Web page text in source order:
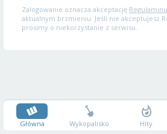
Zalogowanie oznacza akceptację
aktualnym brzmieniu. Jeśli nie akceptujesz
prosimy o niekorzystanie z serwisu.
Główna Wykopalisko Hity